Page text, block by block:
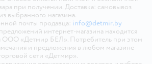
при получении. Доставка: самовывоз
из выбранного магазина.
почты продавца: info@detmir.by
интернет-магазина находится
ООО «Детмир БЕЛ». Потребитель при этом
и предложения в любом магазине
сети «Детмир».